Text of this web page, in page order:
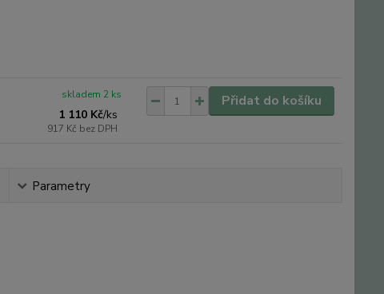
1 110 Kč/ks
917 Kč bez DPH
skladem 2 ks Přidat do košíku
Parametry